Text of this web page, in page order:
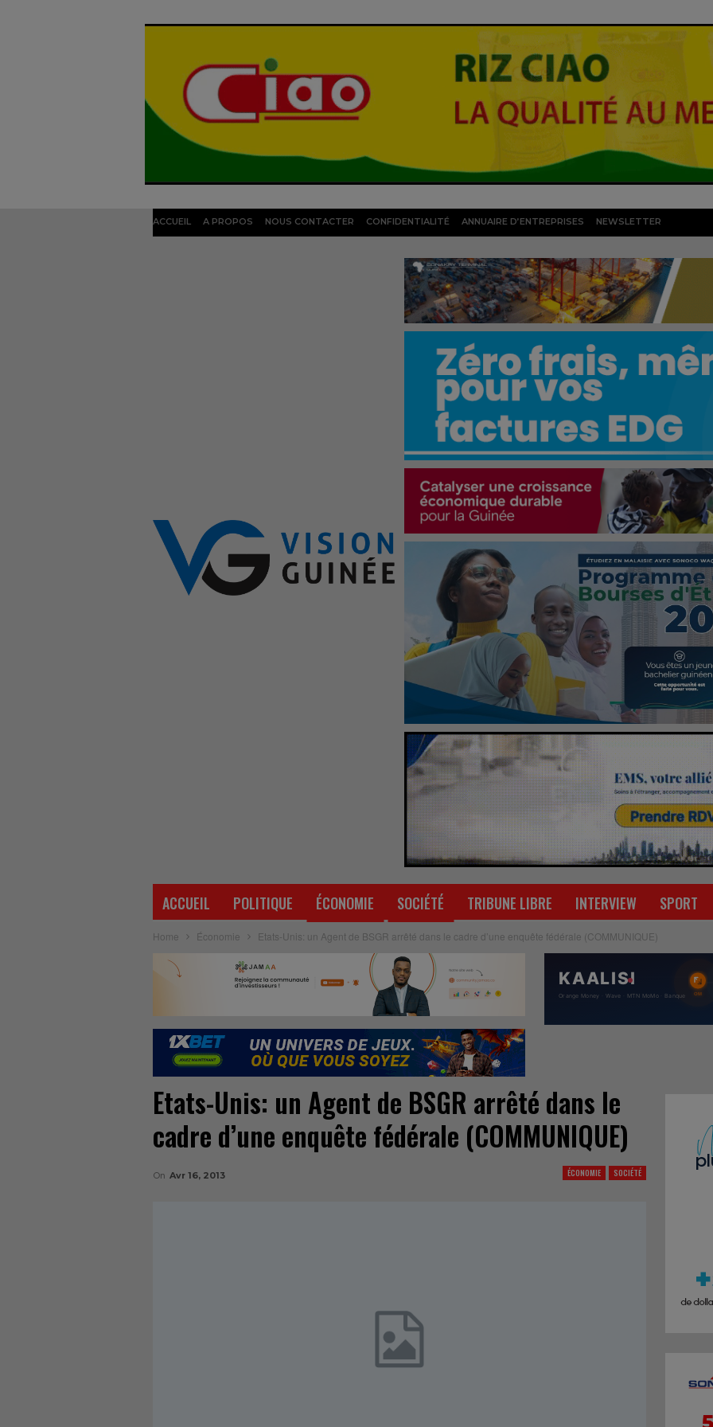
ACCUEIL A PROPOS NOUS CONTACTER CONFIDENTIALITÉ ANNUAIRE D’ENTREPRISES NEWSLETTER
ACCUEIL POLITIQUE ÉCONOMIE SOCIÉTÉ TRIBUNE LIBRE INTERVIEW SPORT
Home Économie Etats-Unis: un Agent de BSGR arrêté dans le cadre d’une enquête fédérale (COMMUNIQUE)
Etats-Unis: un Agent de BSGR arrêté dans le
cadre d’une enquête fédérale (COMMUNIQUE)
ÉCONOMIE SOCIÉTÉ
On Avr 16, 2013